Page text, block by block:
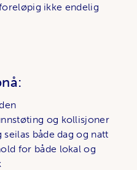
ikke endelig
og kollisjoner
både dag og natt
for både lokal og